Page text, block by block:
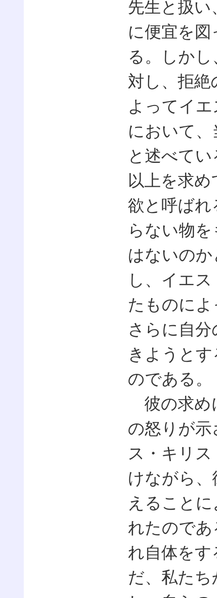
先生と扱
に便宜を
る。しか
対し、拒
よってイ
において
と述べて
以上を求
欲と呼ばれ
らない物
はないの
し、イエ
たものに
さらに自
きようと
のである。
彼の求め
の怒りが
ス・キリ
けながら
えること
れたので
れ自体を
だ、私た